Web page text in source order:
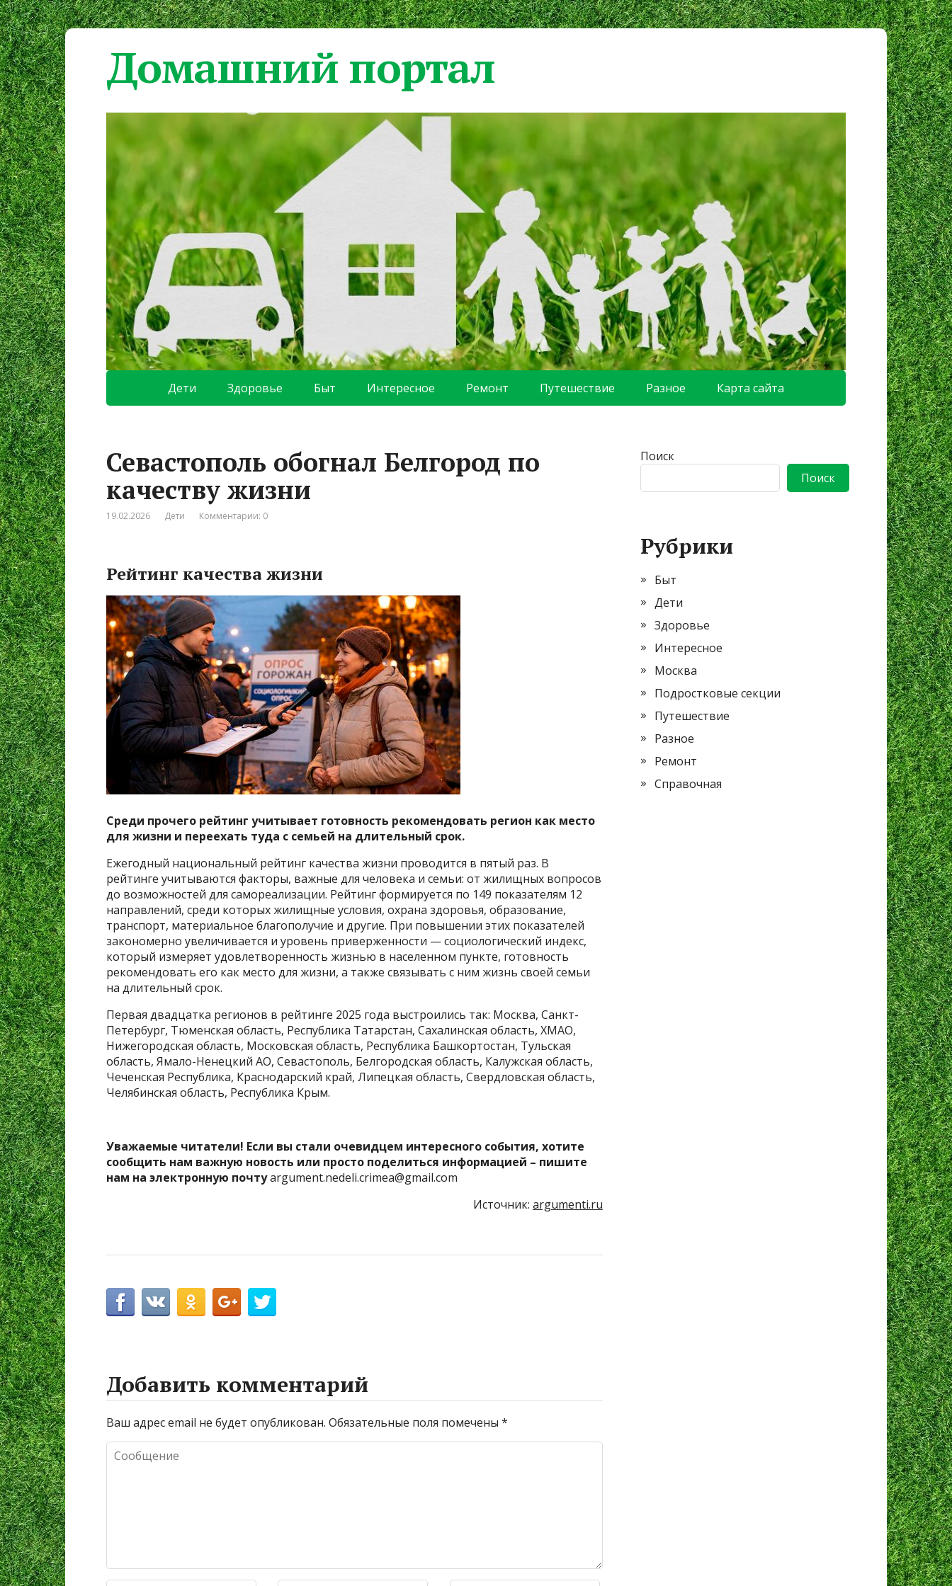
Домашний портал
Дети Здоровье Быт Интересное Ремонт Путешествие Разное Карта сайта
Севастополь обогнал Белгород по
качеству жизни
19.02.2026 Дети Комментарии: 0
Рейтинг качества жизни
Среди прочего рейтинг учитывает готовность рекомендовать регион как место
для жизни и переехать туда с семьей на длительный срок.
Ежегодный национальный рейтинг качества жизни проводится в пятый раз. В
рейтинге учитываются факторы, важные для человека и семьи: от жилищных вопросов
до возможностей для самореализации. Рейтинг формируется по 149 показателям 12
направлений, среди которых жилищные условия, охрана здоровья, образование,
транспорт, материальное благополучие и другие. При повышении этих показателей
закономерно увеличивается и уровень приверженности — социологический индекс,
который измеряет удовлетворенность жизнью в населенном пункте, готовность
рекомендовать его как место для жизни, а также связывать с ним жизнь своей семьи
на длительный срок.
Первая двадцатка регионов в рейтинге 2025 года выстроились так: Москва, Санкт-
Петербург, Тюменская область, Республика Татарстан, Сахалинская область, ХМАО,
Нижегородская область, Московская область, Республика Башкортостан, Тульская
область, Ямало-Ненецкий АО, Севастополь, Белгородская область, Калужская область,
Чеченская Республика, Краснодарский край, Липецкая область, Свердловская область,
Челябинская область, Республика Крым.
Уважаемые читатели! Если вы стали очевидцем интересного события, хотите
сообщить нам важную новость или просто поделиться информацией – пишите
нам на электронную почтуargument.nedeli.crimea@gmail.com
Источник: argumenti.ru
Добавить комментарий
Ваш адрес email не будет опубликован. Обязательные поля помечены *
Поиск
Поиск
Рубрики
Быт
Дети
Здоровье
Интересное
Москва
Подростковые секции
Путешествие
Разное
Ремонт
Справочная